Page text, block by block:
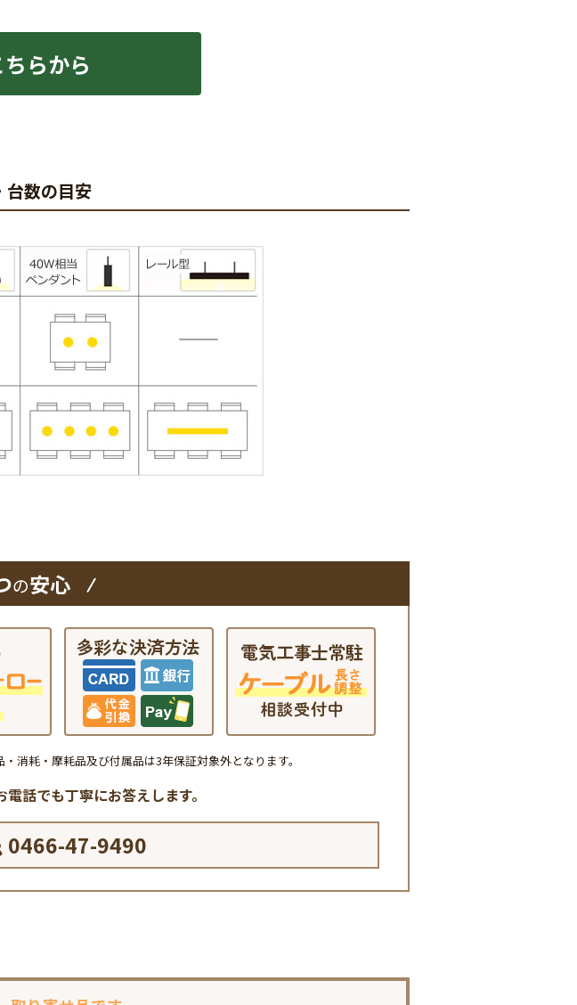
らから
台数の目安
の安心
消耗・摩耗品及び付属品は3年保証対象外となります。
電話でも丁寧にお答えします。
0466-47-9490